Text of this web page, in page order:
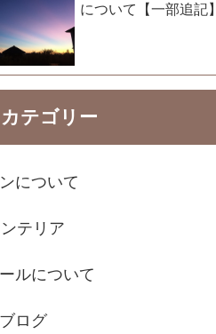
について【一部追記】
カテゴリー
について
テリア
ルについて
ログ